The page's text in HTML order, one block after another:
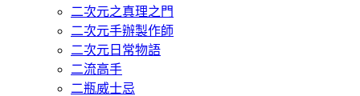
二次元之真理之門
二次元手辦製作師
二次元日常物語
二流高手
二瓶威士忌